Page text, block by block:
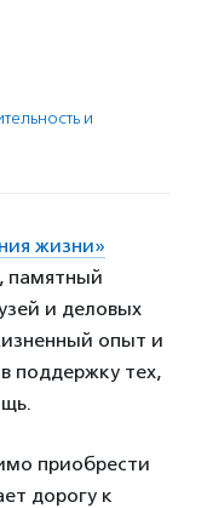
и
жизни»
памятный
и деловых
опыт и
поддержку тех,
приобрести
дорогу к